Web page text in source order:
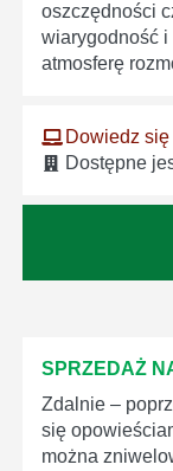
oszczędności
wiarygodność
atmosferę
Dowiedz
Dostępne
SPRZEDAŻ
Zdalnie –
się
można